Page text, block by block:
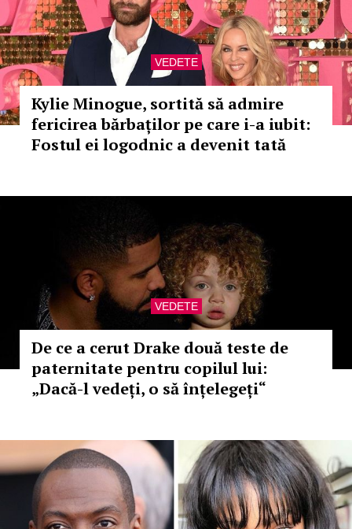
VEDETE
Kylie Minogue, sortită să admire
fericirea bărbaților pe care i-a iubit:
Fostul ei logodnic a devenit tată
VEDETE
De ce a cerut Drake două teste de
paternitate pentru copilul lui:
„Dacă-l vedeți, o să înțelegeți“